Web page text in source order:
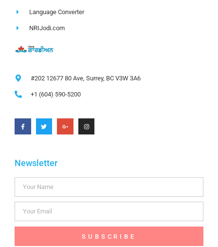
Language Converter
NRIJodi.com
#202 12677 80 Ave, Surrey, BC V3W 3A6
+1 (604) 590-5200
Newsletter
SUBSCRIBE